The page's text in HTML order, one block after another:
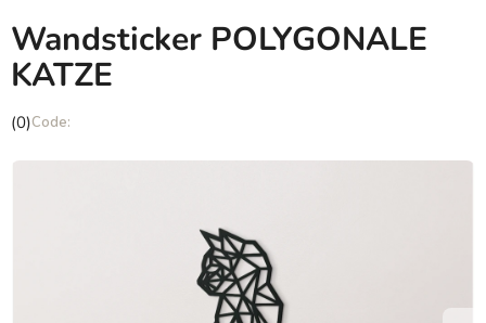
Wandsticker POLYGONALE
KATZE
Die
Produktbewertung
(0)